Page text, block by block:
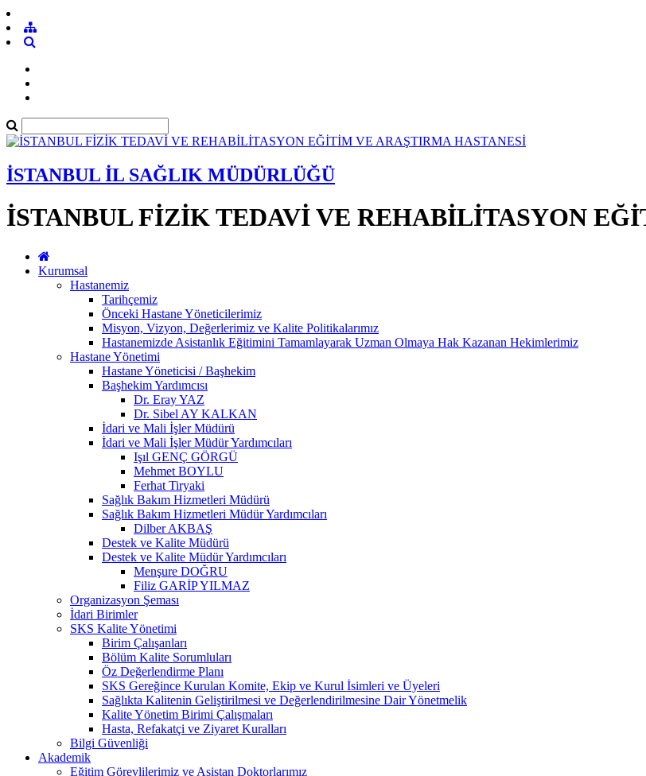
İSTANBUL İL SAĞLIK MÜDÜRLÜĞÜ
İSTANBUL FİZİK TEDAVİ VE REHABİLİTASYON
Kurumsal
Hastanemiz
Tarihçemiz
Önceki Hastane Yöneticilerimiz
Misyon, Vizyon, Değerlerimiz ve Kalite Politikalarımız
Hastanemizde Asistanlık Eğitimini Tamamlayarak Uzman Olmaya Hak Kazanan Hekimlerimiz
Hastane Yönetimi
Hastane Yöneticisi / Başhekim
Başhekim Yardımcısı
Dr. Eray YAZ
Dr. Sibel AY KALKAN
İdari ve Mali İşler Müdürü
İdari ve Mali İşler Müdür Yardımcıları
Işıl GENÇ GÖRGÜ
Mehmet BOYLU
Ferhat Tiryaki
Sağlık Bakım Hizmetleri Müdürü
Sağlık Bakım Hizmetleri Müdür Yardımcıları
Dilber AKBAŞ
Destek ve Kalite Müdürü
Destek ve Kalite Müdür Yardımcıları
Menşure DOĞRU
Filiz GARİP YILMAZ
Organizasyon Şeması
İdari Birimler
SKS Kalite Yönetimi
Birim Çalışanları
Bölüm Kalite Sorumluları
Öz Değerlendirme Planı
SKS Gereğince Kurulan Komite, Ekip ve Kurul İsimleri ve Üyeleri
Sağlıkta Kalitenin Geliştirilmesi ve Değerlendirilmesine Dair Yönetmelik
Kalite Yönetim Birimi Çalışmaları
Hasta, Refakatçi ve Ziyaret Kuralları
Bilgi Güvenliği
Akademik
Eğitim Görevlilerimiz ve Asistan Doktorlarımız